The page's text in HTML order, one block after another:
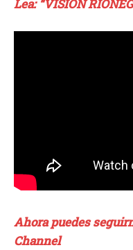
Lea: “VISIÓN
Ahora puedes
Channel